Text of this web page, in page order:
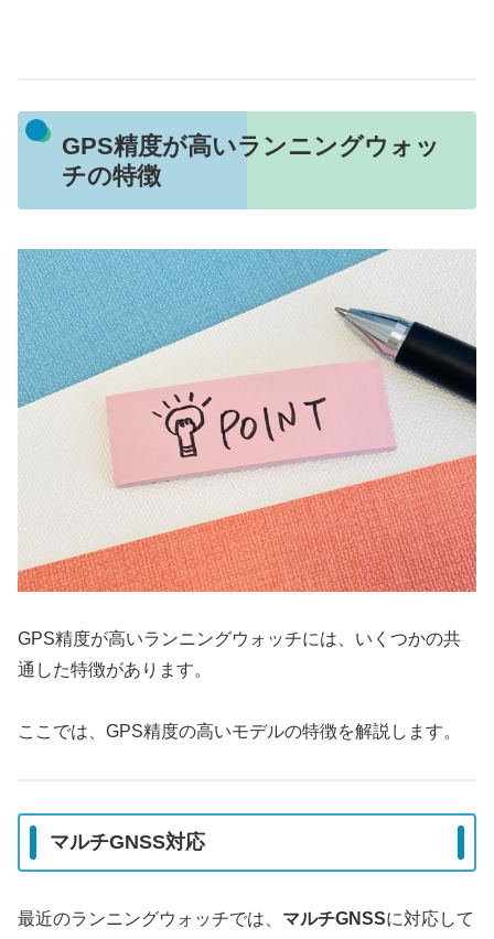
GPS精度が高いランニングウォッ
チの特徴
GPS精度が高いランニングウォッチには、いくつかの共
通した特徴があります。
ここでは、GPS精度の高いモデルの特徴を解説します。
マルチGNSS対応
最近のランニングウォッチでは、 マルチGNSSに対応して